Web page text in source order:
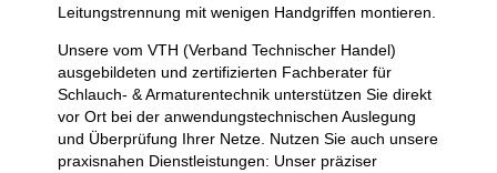
Leitungstrennung mit wenigen Handgriffen montieren.
Unsere vom VTH (Verband Technischer Handel)
ausgebildeten und zertifizierten Fachberater für
Schlauch- & Armaturentechnik unterstützen Sie direkt
vor Ort bei der anwendungstechnischen Auslegung
und Überprüfung Ihrer Netze. Nutzen Sie auch unsere
praxisnahen Dienstleistungen: Unser präziser